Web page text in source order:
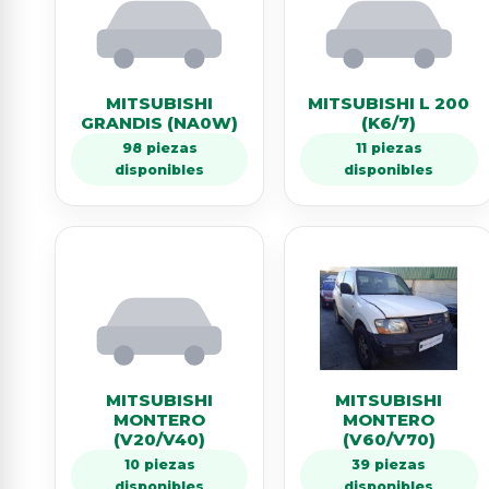
MITSUBISHI
GRANDIS (NA0W)
98 piezas
disponibles
MITSUBISHI L 200
(K6/7)
11 piezas
disponibles
MITSUBISHI
MONTERO
(V20/V40)
10 piezas
MITSUBISHI
MONTERO
(V60/V70)
39 piezas